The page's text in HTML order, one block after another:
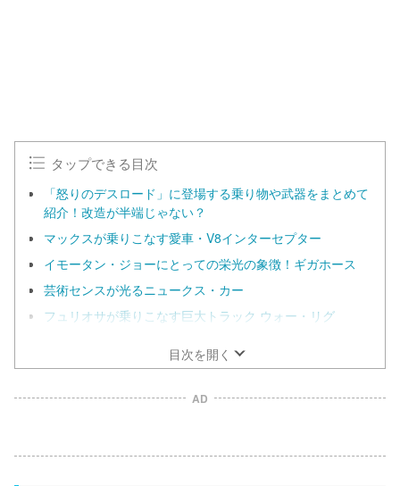
タップできる目次
「怒りのデスロード」に登場する乗り物や武器をまとめて
紹介！改造が半端じゃない？
マックスが乗りこなす愛車・V8インターセプター
イモータン・ジョーにとっての栄光の象徴！ギガホース
芸術センスが光るニュークス・カー
フュリオサが乗りこなす巨大トラック ウォー・リグ
目次を開く
AD